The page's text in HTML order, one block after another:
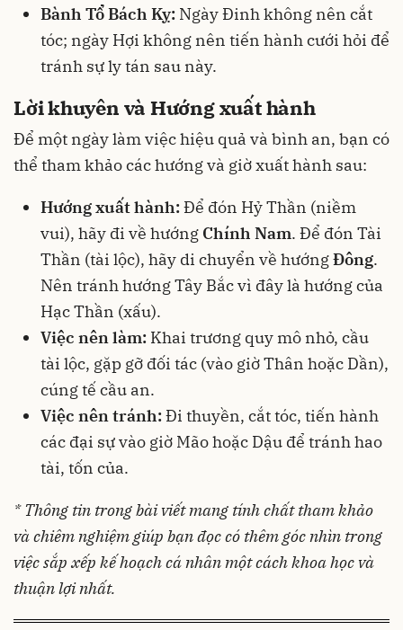
Bành Tổ Bách Kỵ: Ngày Đinh không nên cắt
tóc; ngày Hợi không nên tiến hành cưới hỏi để
tránh sự ly tán sau này.
Lời khuyên và Hướng xuất hành
Để một ngày làm việc hiệu quả và bình an, bạn có
thể tham khảo các hướng và giờ xuất hành sau:
Hướng xuất hành:Để đón Hỷ Thần (niềm
vui), hãy đi về hướng Chính Nam. Để đón Tài
Thần (tài lộc), hãy di chuyển về hướngĐông.
Nên tránh hướng Tây Bắc vì đây là hướng của
Hạc Thần (xấu).
Việc nên làm: Khai trương quy mô nhỏ, cầu
tài lộc, gặp gỡ đối tác (vào giờ Thân hoặc Dần),
cúng tế cầu an.
Việc nên tránh:Đi thuyền, cắt tóc, tiến hành
các đại sự vào giờ Mão hoặc Dậu để tránh hao
tài, tốn của.
* Thông tin trong bài viết mang tính chất tham khảo
và chiêm nghiệm giúp bạn đọc có thêm góc nhìn trong
việc sắp xếp kế hoạch cá nhân một cách khoa học và
thuận lợi nhất.